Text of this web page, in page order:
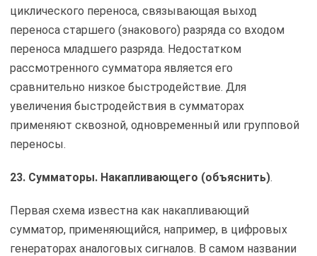
циклического переноса, связывающая выход
переноса старшего (знакового) разряда со входом
переноса младшего разряда. Недостатком
рассмотренного сумматора является его
сравнительно низкое быстродействие. Для
увеличения быстродействия в сумматорах
применяют сквозной, одновременный или групповой
переносы.
23. Сумматоры. Накапливающего (объяснить).
Первая схема известна как накапливающий
сумматор, применяющийся, например, в цифровых
генераторах аналоговых сигналов. В самом названии